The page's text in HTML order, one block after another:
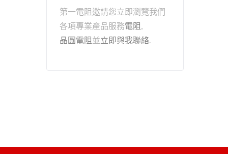
第一電阻邀請您立即瀏覽我們
各項專業產品服務電阻,
晶圓電阻並立即與我聯絡.